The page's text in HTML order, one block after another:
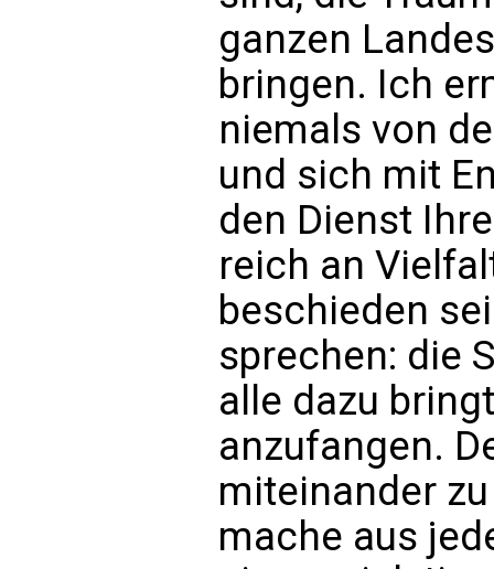
ganzen
bringen. Ich
niemals von
und sich mit
den Dienst
reich an
beschieden
sprechen: die
alle dazu
anzufangen.
miteinander
mache aus